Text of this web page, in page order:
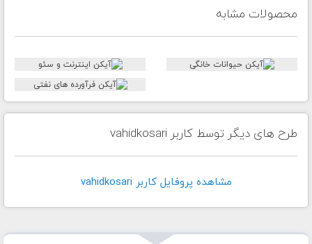
محصولات مشابه
طرح های دیگر توسط کاربر vahidkosari
مشاهده پروفايل کاربر vahidkosari